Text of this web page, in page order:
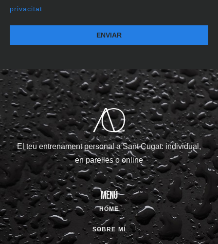
privacitat
ENVIAR
El teu entrenament personal a Sant Cugat: individual,
en parelles o online
Menú
HOME
SOBRE MÍ